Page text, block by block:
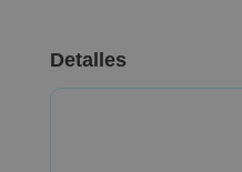
Detalles